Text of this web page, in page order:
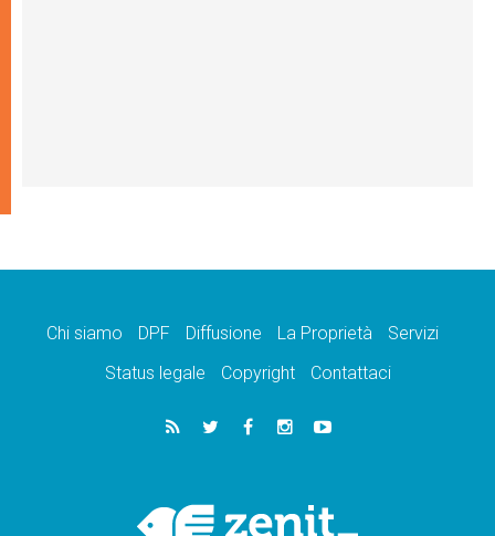
Chi siamo DPF Diffusione La Proprietà
Servizi
Status legale
Copyright Contattaci